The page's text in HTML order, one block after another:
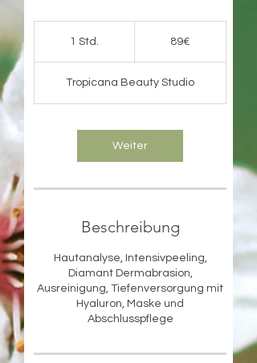
1 Std.
d
89€
Tropicana Beauty Studio
Weiter
Beschreibung
Hautanalyse, Intensivpeeling,
Diamant Dermabrasion,
Ausreinigung, Tiefenversorgung mit
Hyaluron, Maske und
Abschlusspflege